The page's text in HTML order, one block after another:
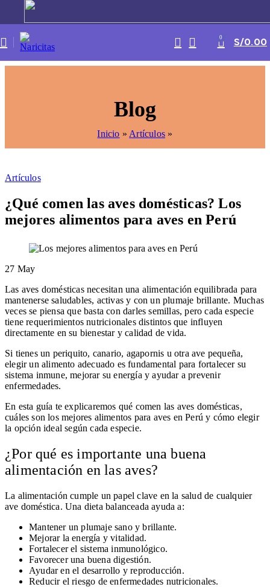
0 S/0.00
Blog
Inicio » Artículos »
Artículos
¿Qué comen las aves domésticas? Los
mejores alimentos para aves en Perú
27 May
Las aves domésticas necesitan una alimentación equilibrada para
mantenerse saludables, activas y con un plumaje brillante. Muchas
veces se piensa que basta con darles semillas, pero cada especie
tiene requerimientos nutricionales distintos que influyen
directamente en su bienestar y calidad de vida.
Si tienes un periquito, canario, agapornis u otra ave pequeña,
elegir un alimento adecuado es fundamental para fortalecer su
sistema inmune, mejorar su energía y ayudar a prevenir
enfermedades.
En esta guía te explicaremos qué comen las aves domésticas,
cuáles son los mejores alimentos para aves en Perú y cómo elegir
la opción ideal según cada especie.
¿Por qué es importante una buena
alimentación en las aves?
La alimentación cumple un papel clave en la salud de cualquier
ave doméstica. Una dieta balanceada ayuda a:
Mantener un plumaje sano y brillante.
Mejorar la energía y vitalidad.
Fortalecer el sistema inmunológico.
Favorecer una buena digestión.
Ayudar en el desarrollo y reproducción.
Reducir el riesgo de enfermedades nutricionales.